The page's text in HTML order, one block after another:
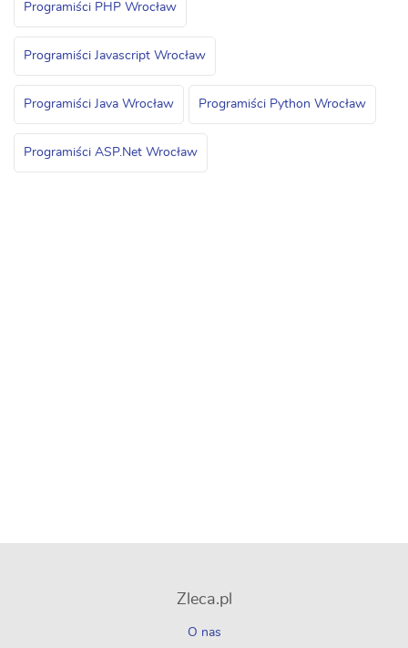
Programiści PHP Wrocław
Programiści Javascript Wrocław
Programiści Java Wrocław Programiści Python Wrocław
Programiści ASP.Net Wrocław
Zleca.pl
O nas